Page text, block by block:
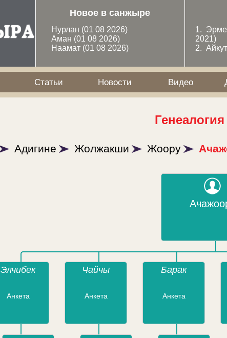
Новое в санжыре
Нурлан (01 08 2026)
Аман (01 08 2026)
Наамат (01 08 2026)
1.
2021)
2. Айкут
Статьи Новости Видео
Генеалогия
Адигине Жолжакши Жоору
Элчибек
Анкета
Чайчы
Анкета
Барак
Анкета